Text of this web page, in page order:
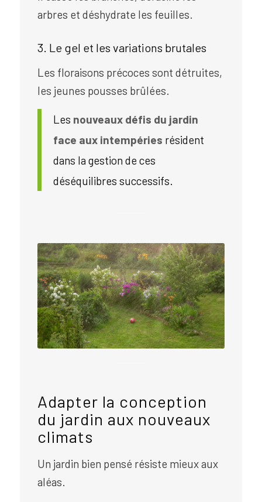
arbres et déshydrate les feuilles.
3. Le gel et les variations brutales
Les floraisons précoces sont détruites,
les jeunes pousses brûlées.
Les nouveaux défis du jardin
face aux intempéries résident
dans la gestion de ces
déséquilibres successifs.
Adapter la conception
du jardin aux nouveaux
climats
Un jardin bien pensé résiste mieux aux
aléas.